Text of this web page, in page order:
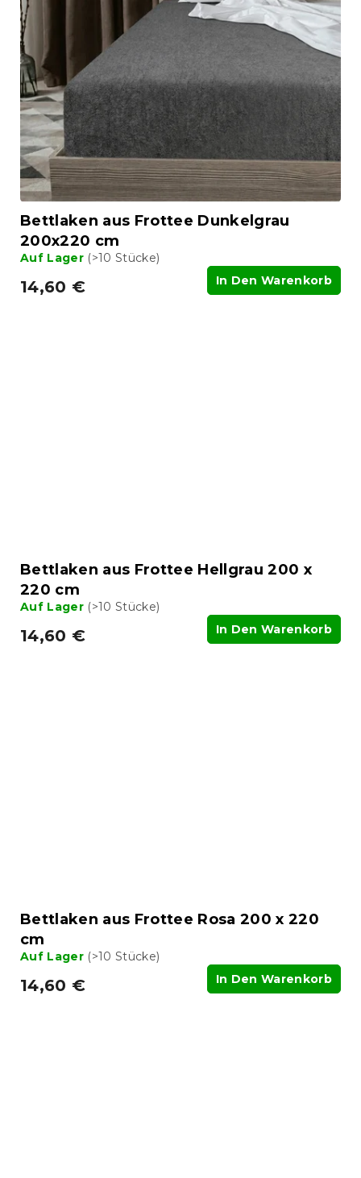
Bettlaken aus Frottee Dunkelgrau
200x220 cm
Auf Lager (>10 Stücke)
14,60 € In Den Warenkorb
Bettlaken aus Frottee Hellgrau 200 x
220 cm
Auf Lager (>10 Stücke)
14,60 € In Den Warenkorb
Bettlaken aus Frottee Rosa 200 x 220
cm
Auf Lager (>10 Stücke)
14,60 € In Den Warenkorb